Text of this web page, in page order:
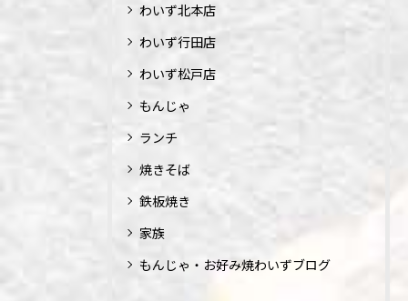
わいず北本店
わいず行田店
わいず松戸店
もんじゃ
ランチ
焼きそば
鉄板焼き
家族
もんじゃ・お好み焼わいずブログ